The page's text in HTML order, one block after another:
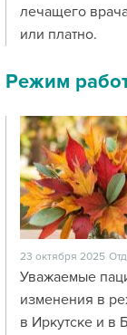
лечащего
или платно.
Режим
23 октября 2025
Уважаемые
изменения в
в Иркутске и в